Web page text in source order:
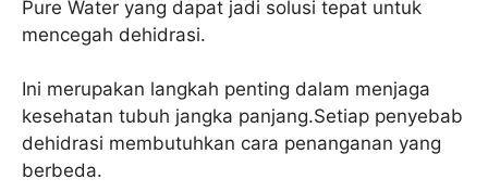
Pure Water yang dapat jadi solusi tepat untuk
mencegah dehidrasi.
Ini merupakan langkah penting dalam menjaga
kesehatan tubuh jangka panjang.Setiap penyebab
dehidrasi membutuhkan cara penanganan yang
berbeda.